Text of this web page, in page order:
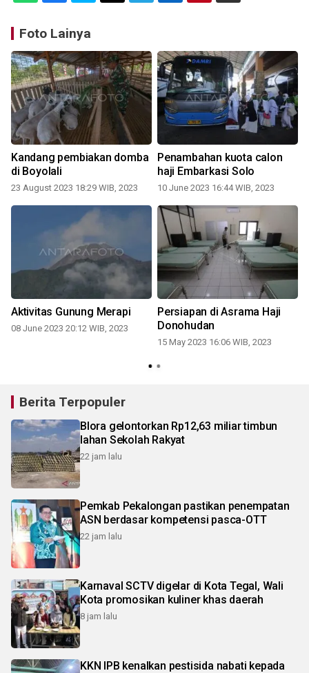
Foto Lainya
Kandang pembiakan domba
di Boyolali
23 August 2023 18:29 WIB, 2023
Penambahan kuota calon
haji Embarkasi Solo
10 June 2023 16:44 WIB, 2023
Aktivitas Gunung Merapi
08 June 2023 20:12 WIB, 2023
Persiapan di Asrama Haji
Donohudan
15 May 2023 16:06 WIB, 2023
Berita Terpopuler
Blora gelontorkan Rp12,63 miliar timbun
lahan Sekolah Rakyat
22 jam lalu
Pemkab Pekalongan pastikan penempatan
ASN berdasar kompetensi pasca-OTT
22 jam lalu
Karnaval SCTV digelar di Kota Tegal, Wali
Kota promosikan kuliner khas daerah
8 jam lalu
KKN IPB kenalkan pestisida nabati kepada